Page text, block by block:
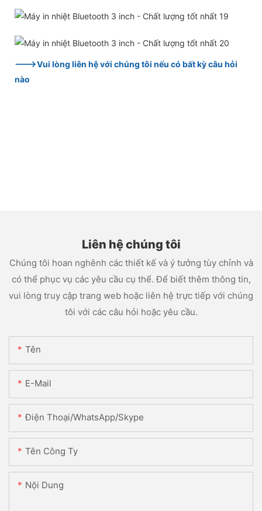
--->Vui lòng liên hệ với chúng tôi nếu có bất kỳ câu hỏi
nào
Liên hệ chúng tôi
Chúng tôi hoan nghênh các thiết kế và ý tưởng tùy chỉnh và
có thể phục vụ các yêu cầu cụ thể. Để biết thêm thông tin,
vui lòng truy cập trang web hoặc liên hệ trực tiếp với chúng
tôi với các câu hỏi hoặc yêu cầu.
Tên
E-Mail
Điện Thoại/WhatsApp/Skype
Tên Công Ty
Nội Dung